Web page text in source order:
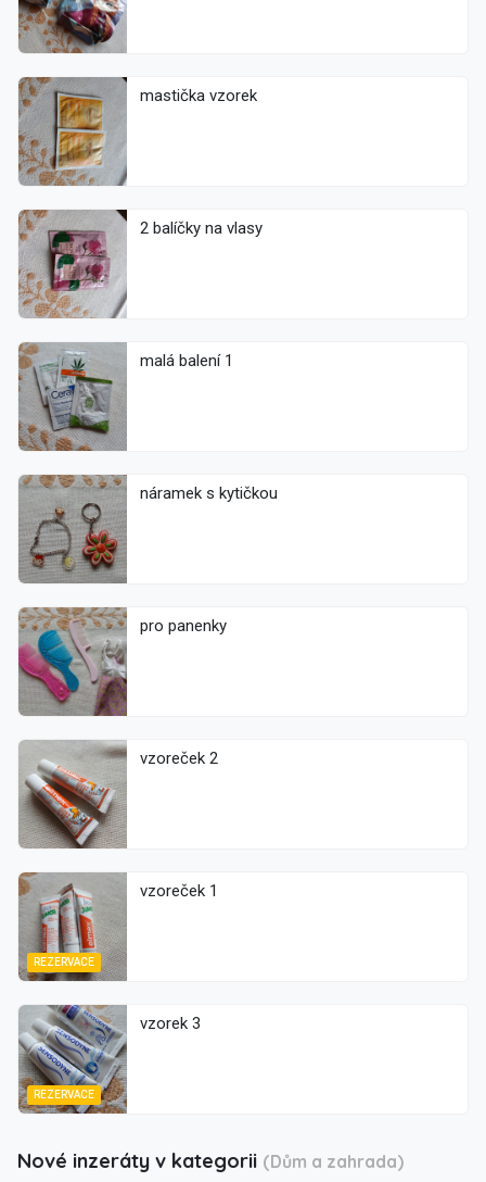
mastička vzorek
2 balíčky na vlasy
malá balení 1
náramek s kytičkou
pro panenky
vzoreček 2
REZERVACE
vzoreček 1
REZERVACE
vzorek 3
Nové inzeráty v kategorii (Dům a zahrada)